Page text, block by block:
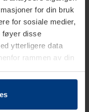
for din bruk
for sosiale medier,
føyer disse
ytterligere data
rammen av din
på din
for drift av